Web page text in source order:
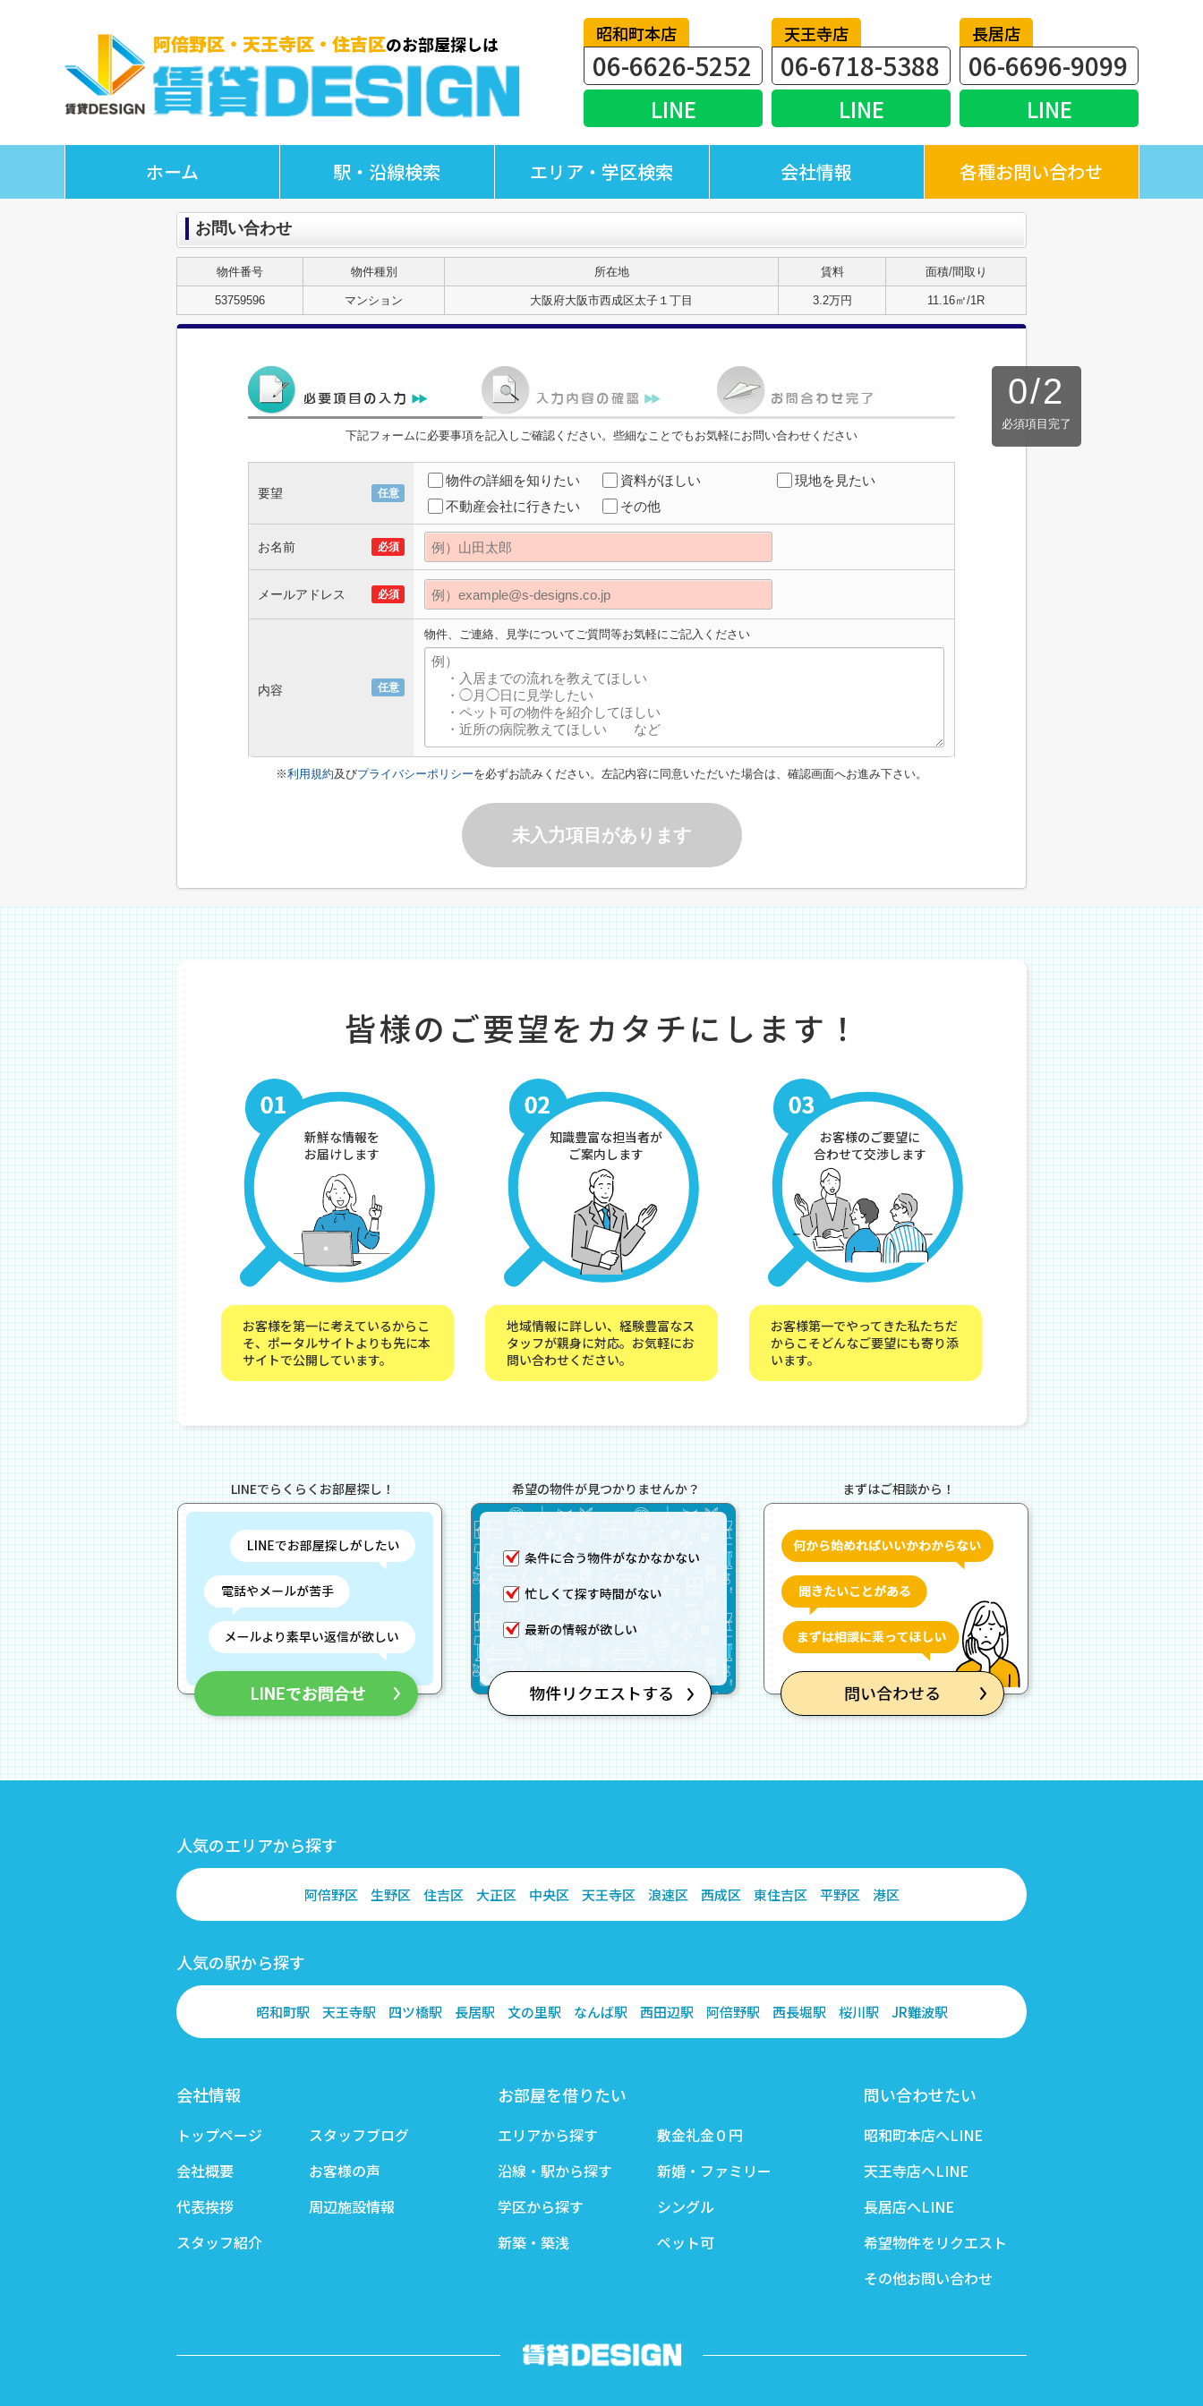
昭和町本店
06-6626-5252
LINE
天王寺店
06-6718-5388
LINE
長居店
06-6696-9099
LINE
ホーム 駅・沿線検索 エリア・学区検索 会社情報 各種お問い合わせ
お問い合わせ
物件番号 物件種別 所在地 賃料 面積/間取り
53759596 マンション 大阪府大阪市西成区太子１丁目 3.2万円 11.16㎡/1R
0/2
必須項目完了
下記フォームに必要事項を記入しご確認ください。些細なことでもお気軽にお問い合わせください
要望 任意
物件の詳細を知りたい 資料がほしい
現地を見たい
不動産会社に行きたい
その他
お名前 必須
メールアドレス 必須
内容 任意
物件、ご連絡、見学についてご質問等お気軽にご記入ください
※利用規約及びプライバシーポリシーを必ずお読みください。左記内容に同意いただいた場合は、確認画面へお進み下さい。
未入力項目があります
皆様のご要望をカタチにします！
新鮮な情報を
お届けします
お客様を第一に考えているからこ
そ、ポータルサイトよりも先に本
サイトで公開しています。
知識豊富な担当者が
ご案内します
地域情報に詳しい、経験豊富なス
タッフが親身に対応。お気軽にお
問い合わせください。
お客様のご要望に
合わせて交渉します
お客様第一でやってきた私たちだ
からこそどんなご要望にも寄り添
います。
LINEでらくらくお部屋探し！ 希望の物件が見つかりませんか？ まずはご相談から！
人気のエリアから探す
阿倍野区 生野区 住吉区 大正区 中央区 天王寺区 浪速区 西成区 東住吉区 平野区 港区
人気の駅から探す
昭和町駅 天王寺駅 四ツ橋駅 長居駅 文の里駅 なんば駅 西田辺駅 阿倍野駅 西長堀駅 桜川駅 JR難波駅
会社情報
トップページ
スタッフブログ
会社概要
お客様の声
代表挨拶
周辺施設情報
スタッフ紹介
お部屋を借りたい
エリアから探す
敷金礼金０円
沿線・駅から探す
新婚・ファミリー
学区から探す
シングル
新築・築浅
ペット可
問い合わせたい
昭和町本店へLINE
天王寺店へLINE
長居店へLINE
希望物件をリクエスト
その他お問い合わせ